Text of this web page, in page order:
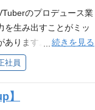
ョン経験 企画書、構成
み、制作進行・スケ
、配信文化のいずれか
Photoshopのソ
ス、オンラインイベ
のプロデュース業
を生み出すことがミッ
あります。 ・新規VTu
活動におけるディレ
モチベーション管
タレントマネジメント
分析実務経験 ・エン
続きを見る
社員
】